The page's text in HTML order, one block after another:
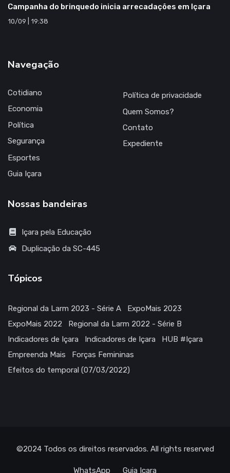
10/09 | 19:38
Economia
Política
Segurança
Esportes
Guia Içara
Quem Somos?
Contato
Expediente
Duplicação da SC-445
ExpoMais 2022
Regional da Larm 2022 - Série B
Indicadores de Içara
Indicadores de Içara
HUB #Içara
Empreenda Mais
Forças Femininas
Efeitos do temporal (07/03/2022)
WhatsApp Guia Içara